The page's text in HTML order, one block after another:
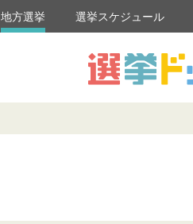
地方選挙 選挙スケジュール